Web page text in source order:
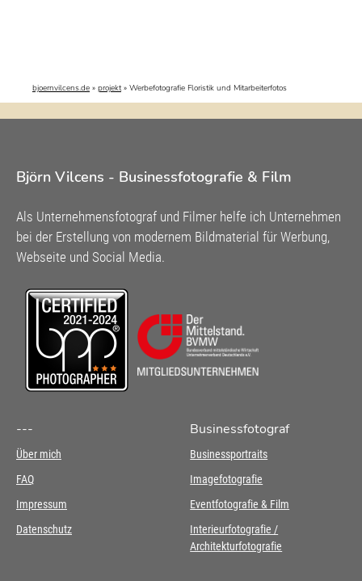
bjoernvilcens.de » projekt» Werbefotografie Floristik und Mitarbeiterfotos
Björn Vilcens - Businessfotografie & Film
Als Unternehmensfotograf und Filmer helfe ich Unternehmen
bei der Erstellung von modernem Bildmaterial für Werbung,
Webseite und Social Media.
---
Über mich
FAQ
Impressum
Datenschutz
Businessfotograf
Businessportraits
Imagefotografie
Eventfotografie & Film
Interieurfotografie /
Architekturfotografie